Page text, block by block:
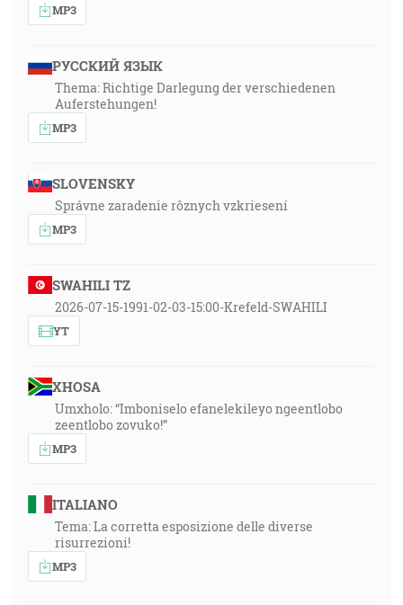
MP3
РУССКИЙ ЯЗЫК
Thema: Richtige Darlegung der verschiedenen
Auferstehungen!
MP3
SLOVENSKY
Správne zaradenie rôznych vzkriesení
MP3
SWAHILI TZ
2026-07-15-1991-02-03-15:00-Krefeld-SWAHILI
YT
XHOSA
Umxholo: “Imboniselo efanelekileyo ngeentlobo
zeentlobo zovuko!”
MP3
ITALIANO
Tema: La corretta esposizione delle diverse
risurrezioni!
MP3